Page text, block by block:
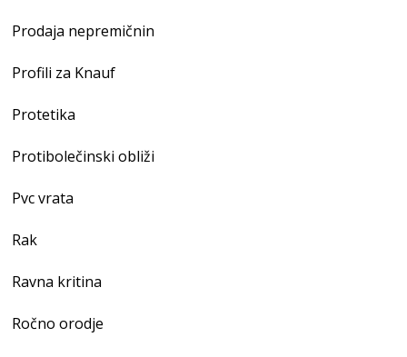
Prodaja nepremičnin
Profili za Knauf
Protetika
Protibolečinski obliži
Pvc vrata
Rak
Ravna kritina
Ročno orodje